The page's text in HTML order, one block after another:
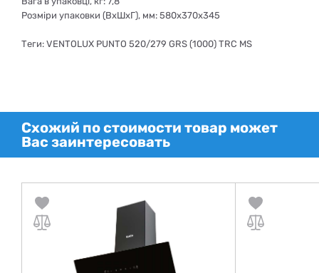
Розміри упаковки (ВхШхГ), мм: 580х370х345
Теги: VENTOLUX PUNTO 520/279 GRS (1000) TRC MS
Схожий по стоимости товар может
Вас заинтересовать